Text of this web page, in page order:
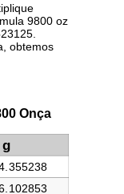
9800 oz
obtemos
Onça